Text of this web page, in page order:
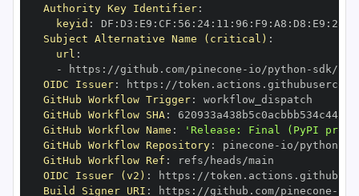
Authority Key Identifier:
keyid : DF : D3 : E9 : CF : 56 : 24: 11 : 96 : F9 : A8 : D8 : E9 : 28
Subject Alternative Name (critical) :
url :
-
https : //github.com/pinecone - io/python - sdk/
OIDC Issuer: https :
GitHub Workflow Trigger:
GitHub Workflow SHA:
GitHub Workflow Name :
'Release: Final (PyPI
GitHub Workflow Repository: pinecone - io/python
GitHub Workflow Ref :
OIDC Issuer (v2) : https :
Build Signer URI : https : //github.com/pinecone -